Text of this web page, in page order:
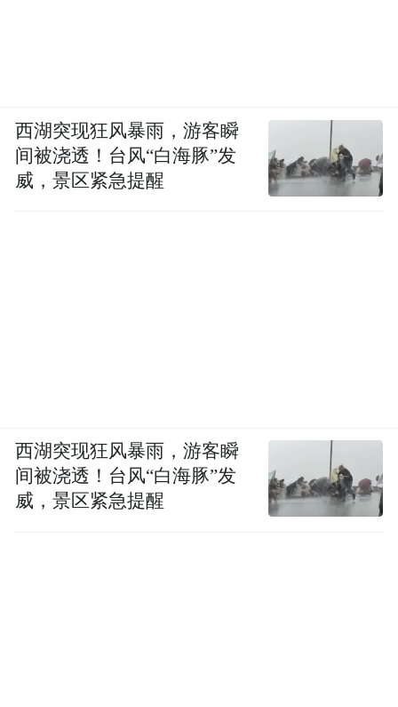
西湖突现狂风暴雨，游客瞬
间被浇透！台风“白海豚”发
威，景区紧急提醒
西湖突现狂风暴雨，游客瞬
间被浇透！台风“白海豚”发
威，景区紧急提醒